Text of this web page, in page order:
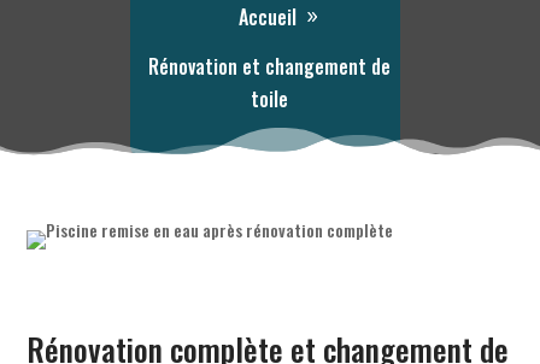
Accueil
Rénovation et changement de
toile
Rénovation complète et changement de